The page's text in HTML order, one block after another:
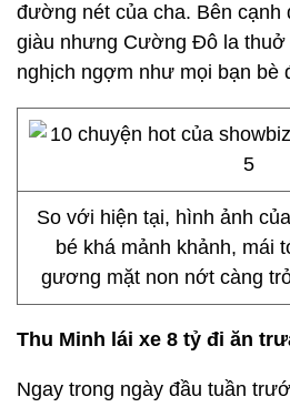
đường nét của cha. Bên cạnh
giàu nhưng Cường Đô la thuở
nghịch ngợm như mọi bạn bè
So với hiện tại, hình ảnh
bé khá mảnh khảnh, mái
gương mặt non nớt càng
Thu Minh lái xe 8 tỷ đi ăn
Ngay trong ngày đầu tuần